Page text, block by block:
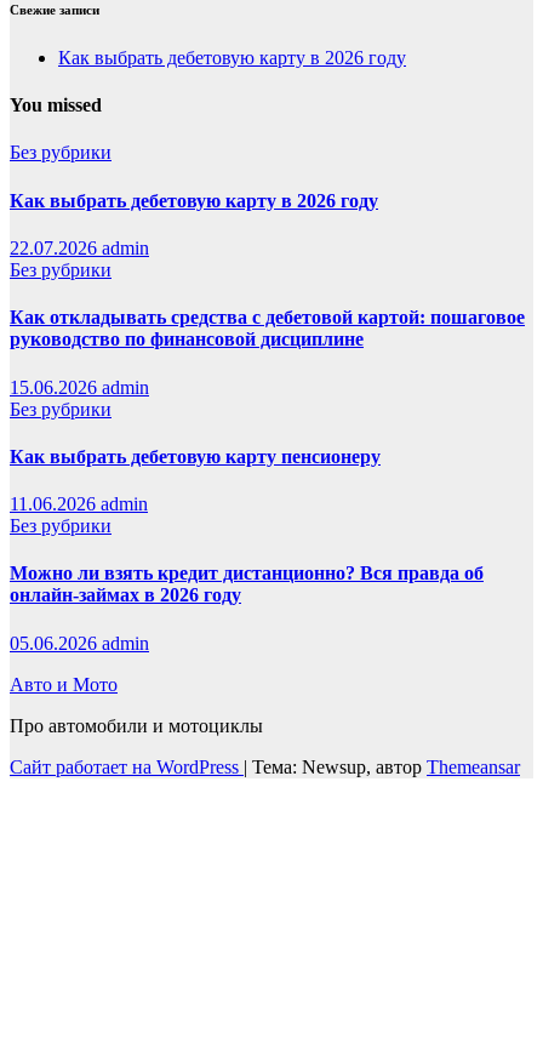
Свежие записи
Как выбрать дебетовую карту в 2026 году
You missed
Без рубрики
Как выбрать дебетовую карту в 2026 году
22.07.2026 admin
Без рубрики
Как откладывать средства с дебетовой картой: пошаговое
руководство по финансовой дисциплине
15.06.2026 admin
Без рубрики
Как выбрать дебетовую карту пенсионеру
11.06.2026 admin
Без рубрики
Можно ли взять кредит дистанционно? Вся правда об
онлайн-займах в 2026 году
05.06.2026 admin
Авто и Мото
Про автомобили и мотоциклы
Сайт работает на WordPress | Тема: Newsup, автор Themeansar